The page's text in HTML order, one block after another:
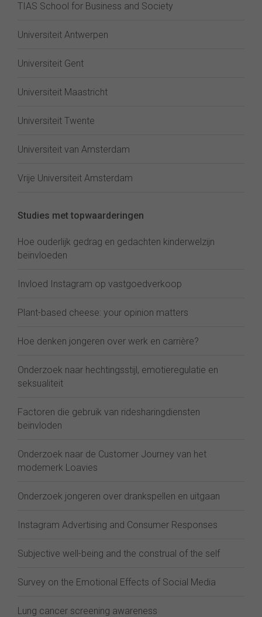
TIAS School for Business and Society
Universiteit Antwerpen
Universiteit Gent
Universiteit Maastricht
Universiteit Twente
Universiteit van Amsterdam
Vrije Universiteit Amsterdam
Studies met topwaarderingen
Hoe ouderlijk gedrag en gedachten kinderwelzijn
beïnvloeden
Invloed Instagram op vastgoedverkoop
Plant-based cheese: your opinion matters
Hoe denken jongeren over werk en carrière?
Onderzoek naar hechtingsstijl, emotieregulatie en
seksualiteit
Factoren die gebruik van ridesharingdiensten
beïnvloden
Onderzoek naar de Customer Journey van het
modemerk Loavies
Onderzoek jongeren over drankspellen en uitgaan
Instagram Advertising and Consumer Responses
Subjective well-being and the construal of the self
Survey on the Emotional Effects of Social Media
Lung cancer screening awareness